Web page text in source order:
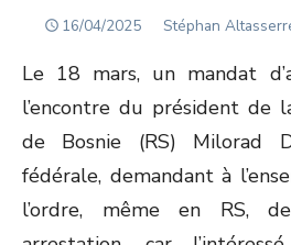
POSTED
16/04/2025 Author
Stéphan
Le 18 mars, un mandat
l’encontre du président de
de Bosnie (RS) Milorad
fédérale, demandant à
l’ordre, même en RS,